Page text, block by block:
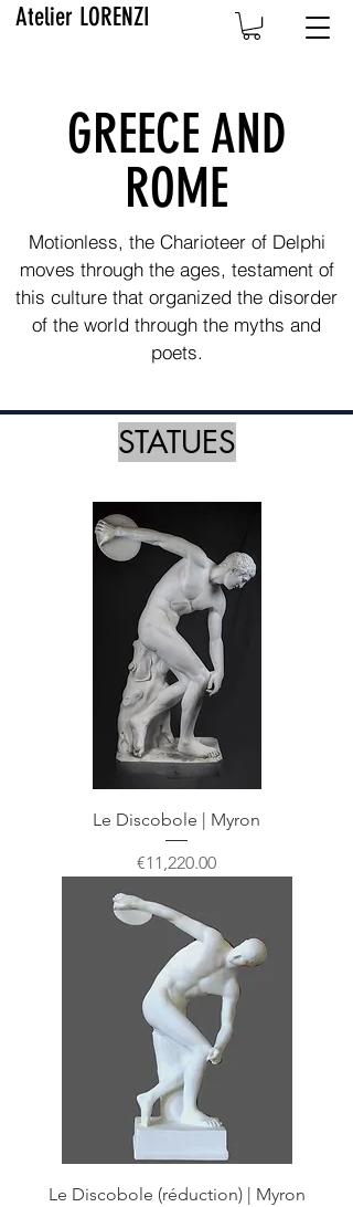
Atelier LORENZI
GREECE AND
ROME
Motionless, the Charioteer of Delphi
moves through the ages, testament of
this culture that organized the disorder
of the world through the myths and
poets.
STATUES
Le Discobole | Myron
Price
€11,220.00
Le Discobole (réduction) | Myron